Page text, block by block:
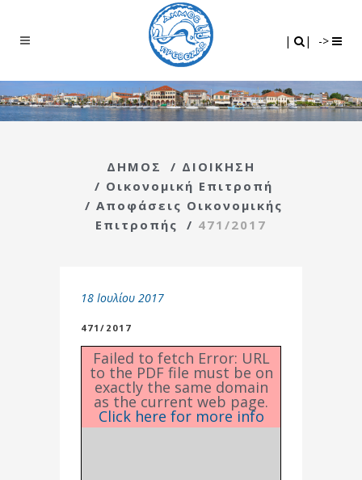
| | ->
ΔΗΜΟΣ / ΔΙΟΙΚΗΣΗ
/ Οικονομική Επιτροπή
/ Αποφάσεις Οικονομικής
Επιτροπής
/ 471/2017
18 Ιουλίου 2017
471/2017
Failed to fetch Error: URL
to the PDF file must be on
exactly the same domain
as the current web page.
Click here for more info